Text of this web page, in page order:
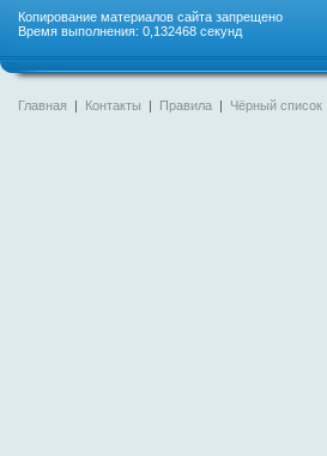
Копирование материалов сайта запрещено
Время выполнения: 0,132468 секунд
Главная | Контакты | Правила | Чёрный список